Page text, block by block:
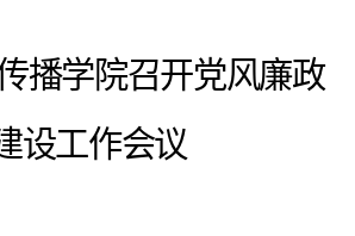
播学院召开党风廉政
设工作会议